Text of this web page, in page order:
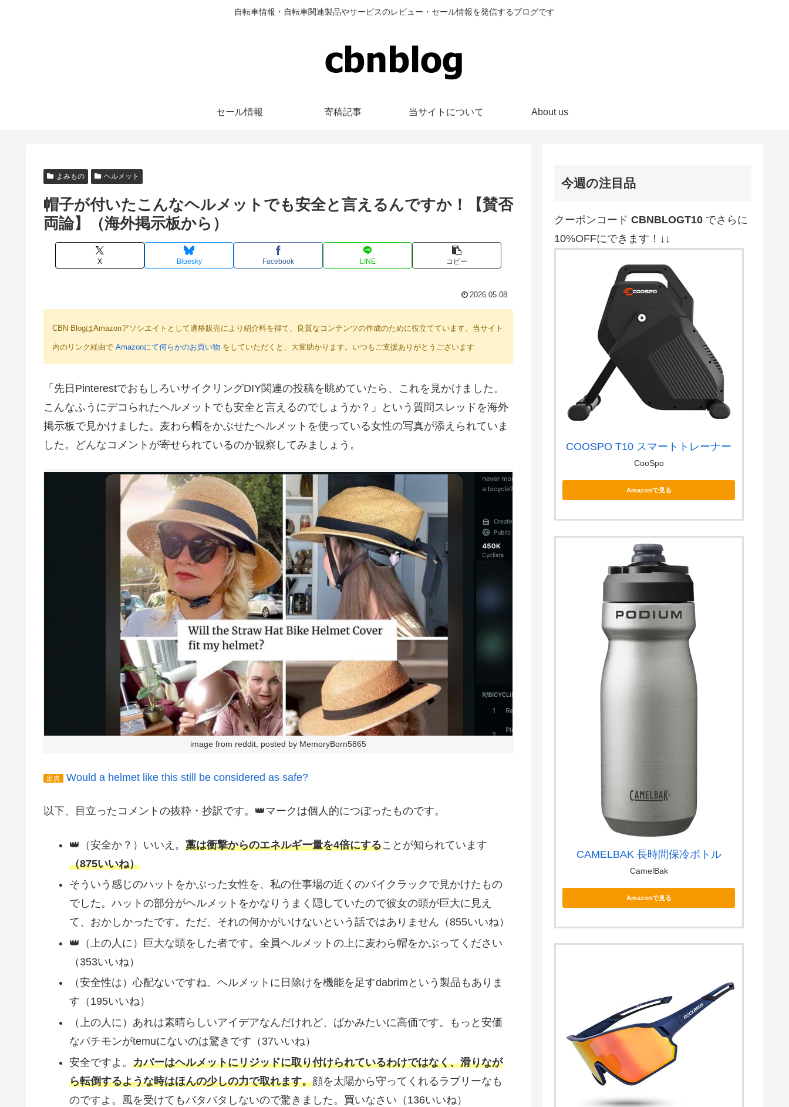
自転車情報・自転車関連製品やサービスのレビュー・セール情報を発信するブログです
セール情報 寄稿記事 当サイトについて About us
よみもの ヘルメット
帽子が付いたこんなヘルメットでも安全と言えるんですか！【賛否
両論】（海外掲示板から）
X Bluesky Facebook LINE コピー
2026.05.08
CBN BlogはAmazonアソシエイトとして適格販売により紹介料を得て、良質なコンテンツの作成のために役立てています。当サイト
内のリンク経由で Amazonにて何らかのお買い物 をしていただくと、大変助かります。いつもご支援ありがとうございます
「先日PinterestでおもしろいサイクリングDIY関連の投稿を眺めていたら、これを見かけました。
こんなふうにデコられたヘルメットでも安全と言えるのでしょうか？」という質問スレッドを海外
掲示板で見かけました。麦わら帽をかぶせたヘルメットを使っている女性の写真が添えられていま
した。どんなコメントが寄せられているのか観察してみましょう。
image from reddit, posted by MemoryBorn5865
出典 Would a helmet like this still be considered as safe?
以下、目立ったコメントの抜粋・抄訳です。👑マークは個人的につぼったものです。
👑（安全か？）いいえ。 藁は衝撃からのエネルギー量を4倍にすることが知られています
（875いいね）
そういう感じのハットをかぶった女性を、私の仕事場の近くのバイクラックで見かけたもの
でした。ハットの部分がヘルメットをかなりうまく隠していたので彼女の頭が巨大に見え
て、おかしかったです。ただ、それの何かがいけないという話ではありません（855いいね）
👑（上の人に）巨大な頭をした者です。全員ヘルメットの上に麦わら帽をかぶってください
（353いいね）
（安全性は）心配ないですね。ヘルメットに日除けを機能を足すdabrimという製品もありま
す（195いいね）
（上の人に）あれは素晴らしいアイデアなんだけれど、ばかみたいに高価です。もっと安価
なパチモンがtemuにないのは驚きです（37いいね）
安全ですよ。 カバーはヘルメットにリジッドに取り付けられているわけではなく、滑りなが
ら転倒するような時はほんの少しの力で取れます。顔を太陽から守ってくれるラブリーなも
のですよ。風を受けてもバタバタしないので驚きました。買いなさい（136いいね）
今週の注目品
クーポンコード CBNBLOGT10 でさらに
10%OFFにできます！↓↓
COOSPO T10 スマートトレーナー
CooSpo
Amazonで見る
CAMELBAK 長時間保冷ボトル
CamelBak
Amazonで見る